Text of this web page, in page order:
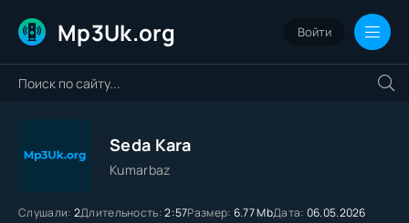
Mp3Uk.org Войти
Seda Kara
Kumarbaz
Слушали: 2Длительность:2:57Размер: 6.77 MbДата: 06.05.2026